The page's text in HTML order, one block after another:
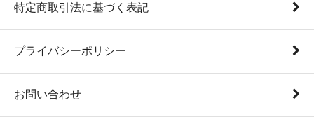
特定商取引法に基づく表記
プライバシーポリシー
お問い合わせ